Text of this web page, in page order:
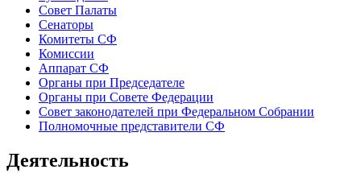
Совет Палаты
Сенаторы
Комитеты СФ
Комиссии
Аппарат СФ
Органы при Председателе
Органы при Совете Федерации
Совет законодателей при Федеральном Собрании
Полномочные представители СФ
Деятельность